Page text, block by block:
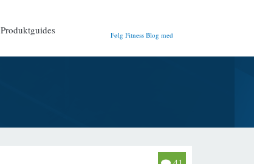
Produktguides Følg Fitness Blog med